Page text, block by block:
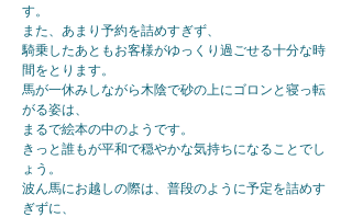
す。
また、あまり予約を詰めすぎず、
騎乗したあともお客様がゆっくり過ごせる十分な時
間をとります。
馬が一休みしながら木陰で砂の上にゴロンと寝っ転
がる姿は、
まるで絵本の中のようです。
きっと誰もが平和で穏やかな気持ちになることでし
ょう。
波ん馬にお越しの際は、普段のように予定を詰めす
ぎずに、